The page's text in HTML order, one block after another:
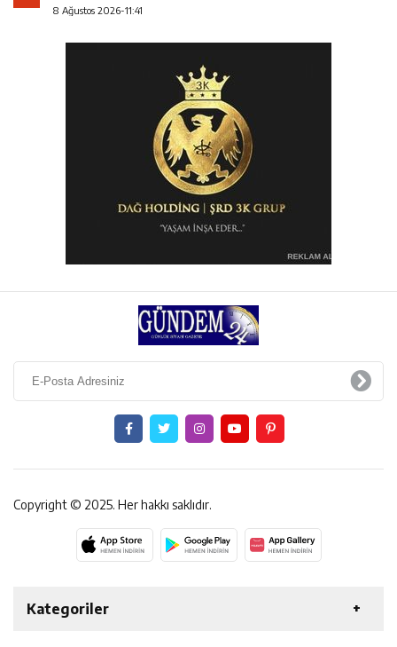
8 Ağustos 2026-11:41
Copyright © 2025. Her hakkı saklıdır.
Kategoriler